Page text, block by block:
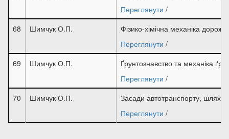
Переглянути /
68
Шимчук О.П.
Фізико-хімічна механіка
Переглянути /
69
Шимчук О.П.
Ґрунтознавство та механіка
Переглянути /
70
Шимчук О.П.
Засади автотранспорту, шляхи
Переглянути /